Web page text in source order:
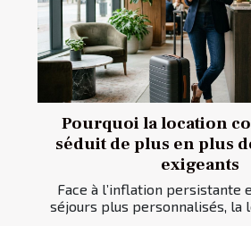
Pourquoi la location
séduit de plus en plus
exigeants
Face à l’inflation persistante
séjours plus personnalisés, la